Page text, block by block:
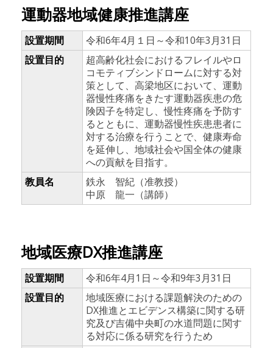
運動器地域健康推進講座
設置期間
令和6年4月１日～令和10年3月31日
設置目的
超高齢化社会におけるフレイルやロ
コモティブシンドロームに対する対
策として、高梁地区において、運動
器慢性疼痛をきたす運動器疾患の危
険因子を特定し、慢性疼痛を予防す
るとともに、運動器慢性疾患患者に
対する治療を行うことで、健康寿命
を延伸し、地域社会や国全体の健康
への貢献を目指す。
教員名
鉄永 智紀（准教授）
中原 龍一（講師）
地域医療DX推進講座
設置期間
令和6年4月1日～令和9年3月31日
設置目的
地域医療における課題解決のための
DX推進とエビデンス構築に関する研
究及び吉備中央町の水道問題に関す
る対応に係る研究を行うため